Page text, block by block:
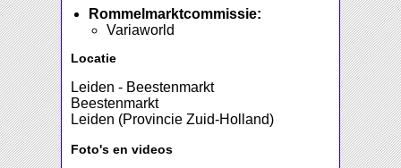
Rommelmarktcommissie:
Variaworld
Locatie
Leiden - Beestenmarkt
Beestenmarkt
Leiden (Provincie Zuid-Holland)
Foto's en videos